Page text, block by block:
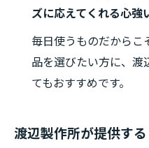
ズに応えてくれる心強
毎日使うものだからこ
品を選びたい方に、渡
てもおすすめです。
渡辺製作所が提供す